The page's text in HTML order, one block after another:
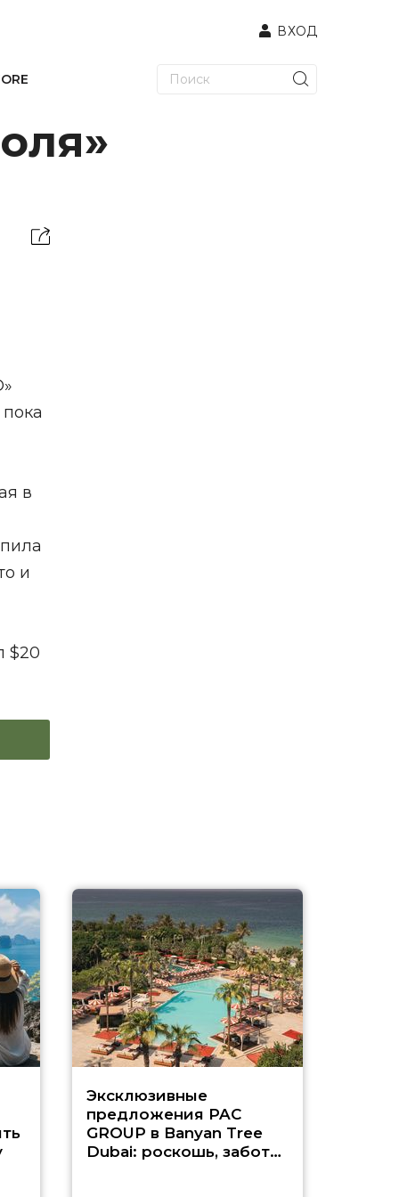
ВХОД
в
и
$20
Эксклюзивные
предложения PAC
GROUP в Banyan Tree
Dubai: роскошь, забота